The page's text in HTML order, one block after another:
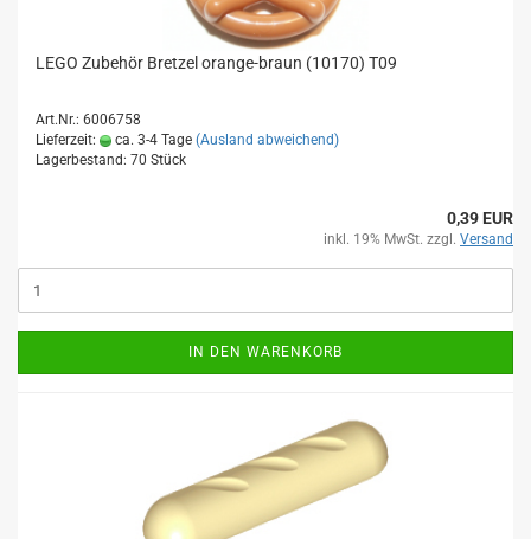
LEGO Zubehör Bretzel orange-braun (10170) T09
Art.Nr.: 6006758
Lieferzeit:
ca. 3-4 Tage (Ausland abweichend)
Lagerbestand: 70 Stück
0,39 EUR
inkl. 19% MwSt. zzgl. Versand
IN DEN WARENKORB